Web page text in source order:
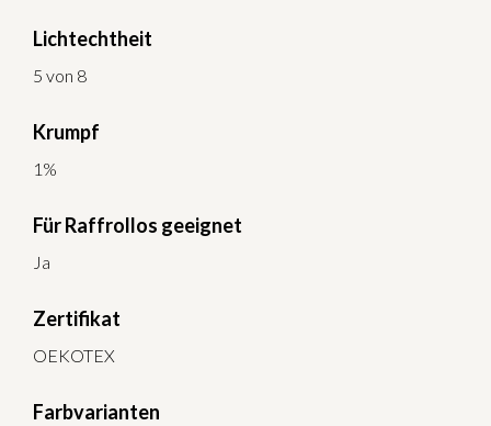
Lichtechtheit
5 von 8
Krumpf
1%
Für Raffrollos geeignet
Ja
Zertifikat
OEKOTEX
Farbvarianten